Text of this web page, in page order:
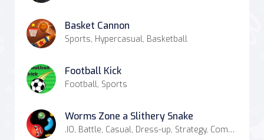
Basket Cannon
Sports, Hypercasual, Basketball
Football Kick
Football, Sports
Worms Zone a Slithery Snake
.IO, Battle, Casual, Dress-up, Strategy, Combat